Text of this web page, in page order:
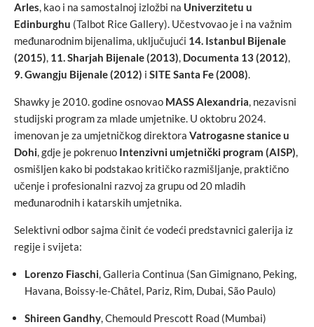
Arles, kao i na samostalnoj izložbi na Univerzitetu u
Edinburghu (Talbot Rice Gallery). Učestvovao je i na važnim
međunarodnim bijenalima, uključujući 14. Istanbul Bijenale
(2015), 11. Sharjah Bijenale (2013), Documenta 13 (2012),
9. Gwangju Bijenale (2012) i SITE Santa Fe (2008).
Shawky je 2010. godine osnovao MASS Alexandria, nezavisni
studijski program za mlade umjetnike. U oktobru 2024.
imenovan je za umjetničkog direktora Vatrogasne stanice u
Dohi, gdje je pokrenuo Intenzivni umjetnički program (AISP),
osmišljen kako bi podstakao kritičko razmišljanje, praktično
učenje i profesionalni razvoj za grupu od 20 mladih
međunarodnih i katarskih umjetnika.
Selektivni odbor sajma činit će vodeći predstavnici galerija iz
regije i svijeta:
Lorenzo Fiaschi, Galleria Continua (San Gimignano, Peking,
Havana, Boissy-le-Châtel, Pariz, Rim, Dubai, São Paulo)
Shireen Gandhy, Chemould Prescott Road (Mumbai)